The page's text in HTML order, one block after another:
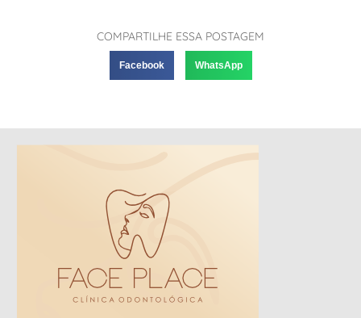
COMPARTILHE ESSA POSTAGEM
Facebook WhatsApp